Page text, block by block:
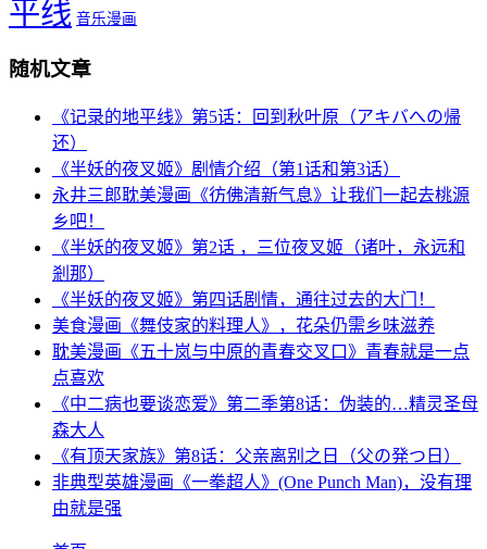
平线 音乐漫画
随机文章
《记录的地平线》第5话：回到秋叶原（アキバへの帰
还）
《半妖的夜叉姬》剧情介绍（第1话和第3话）
永井三郎耽美漫画《彷佛清新气息》让我们一起去桃源
乡吧！
《半妖的夜叉姬》第2话 ，三位夜叉姬（诸叶，永远和
剎那）
《半妖的夜叉姬》第四话剧情，通往过去的大门！
美食漫画《舞伎家的料理人》，花朵仍需乡味滋养
耽美漫画《五十岚与中原的青春交叉口》青春就是一点
点喜欢
《中二病也要谈恋爱》第二季第8话：伪装的…精灵圣母
森大人
《有顶天家族》第8话：父亲离别之日（父の発つ日）
非典型英雄漫画《一拳超人》(One Punch Man)，没有理
由就是强